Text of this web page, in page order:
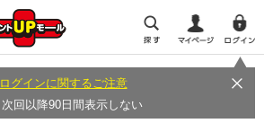
ログインに関するご注意
次回以降90日間表示しない